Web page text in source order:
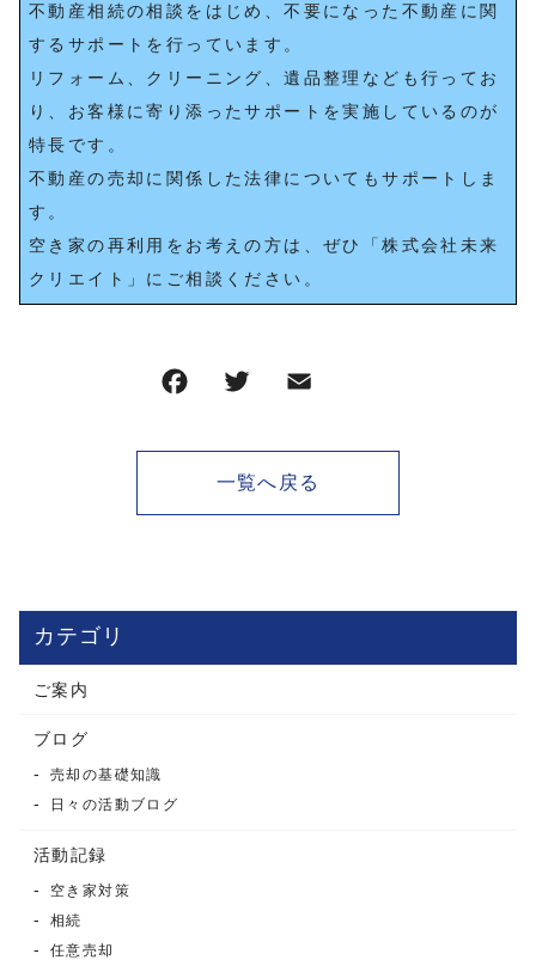
不動産相続の相談をはじめ、不要になった不動産に関
するサポートを行っています。
リフォーム、クリーニング、遺品整理なども行ってお
り、お客様に寄り添ったサポートを実施しているのが
特長です。
不動産の売却に関係した法律についてもサポートしま
す。
空き家の再利用をお考えの方は、ぜひ「株式会社未来
クリエイト」にご相談ください。
一覧へ戻る
カテゴリ
ご案内
ブログ
売却の基礎知識
日々の活動ブログ
活動記録
空き家対策
相続
任意売却